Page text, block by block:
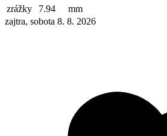
zrážky
7.94
mm
zajtra, sobota 8. 8. 2026